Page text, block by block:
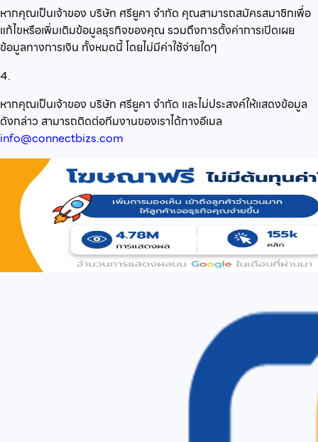
หากคุณเป็นเจ้าของ บริษัท ศรียูคา จำกัด คุณสามารถสมัครสมาชิกเพื่อ
แก้ไขหรือเพิ่มเติมข้อมูลธุรกิจของคุณ รวมถึงการตั้งค่าการเปิดเผย
ข้อมูลทางการเงิน ทั้งหมดนี้ โดยไม่มีค่าใช้จ่ายใดๆ
4.
หากคุณเป็นเจ้าของ บริษัท ศรียูคา จำกัด และไม่ประสงค์ให้แสดงข้อมูล
ดังกล่าว สามารถติดต่อทีมงานของเราได้ทางอีเมล
info@connectbizs.com